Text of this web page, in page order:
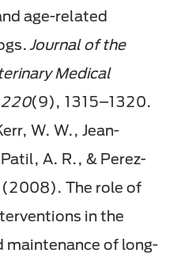
age-related
Journal of the
Medical
(9), 1315–1320.
W. W., Jean-
A. R., & Perez-
(2008). The role of
in the
maintenance of long-